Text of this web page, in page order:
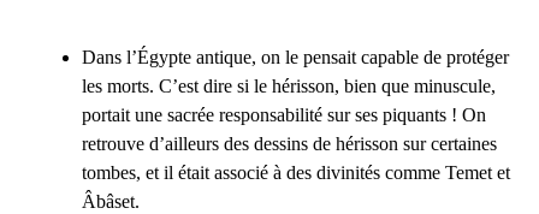
Dans l’Égypte antique, on le pensait capable de protéger
les morts. C’est dire si le hérisson, bien que minuscule,
portait une sacrée responsabilité sur ses piquants ! On
retrouve d’ailleurs des dessins de hérisson sur certaines
tombes, et il était associé à des divinités comme Temet et
Âbâset.